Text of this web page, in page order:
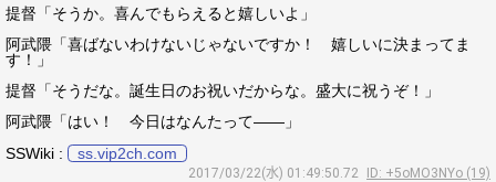
提督「そうか。喜んでもらえると嬉しいよ」
阿武隈「喜ばないわけないじゃないですか！ 嬉しいに決まってま
す！」
提督「そうだな。誕生日のお祝いだからな。盛大に祝うぞ！」
阿武隈「はい！ 今日はなんたって――」
SSWiki :
ss.vip2ch.com
2017/03/22(水) 01:49:50.72
ID: +5oMO3NYo (19)